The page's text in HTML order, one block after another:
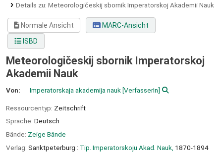
Details zu: Meteorologičeskij sbornik Imperatorskoj Akademii Nauk
Normale Ansicht
MARC-Ansicht
ISBD
Meteorologičeskij sbornik Imperatorskoj
Akademii Nauk
Von: Imperatorskaja akademija nauk [VerfasserIn]
Ressourcentyp: Zeitschrift
Sprache: Deutsch
Bände: Zeige Bände
Verlag: Sanktpeterburg : Tip. Imperatorskoju Akad. Nauk, 1870-1894